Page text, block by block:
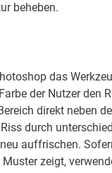
beheben.
das
der Nutzer den
direkt neben
durch
auffrischen.
zeigt,